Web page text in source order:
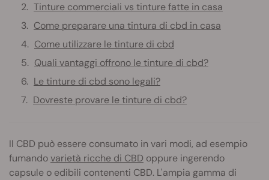
Tinture commerciali vs tinture fatte in casa
Come preparare una tintura di cbd in casa
Come utilizzare le tinture di cbd
Quali vantaggi offrono le tinture di cbd?
Le tinture di cbd sono legali?
Dovreste provare le tinture di cbd?
Il CBD può essere consumato in vari modi, ad esempio
fumandovarietà ricche di CBD oppure ingerendo
capsule o edibili contenenti CBD. L'ampia gamma di